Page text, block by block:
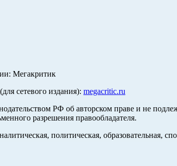
Мегакритик
сетевого издания): megacritic.ru
РФ об авторском праве и не
разрешения правообладателя.
политическая, образовательная,